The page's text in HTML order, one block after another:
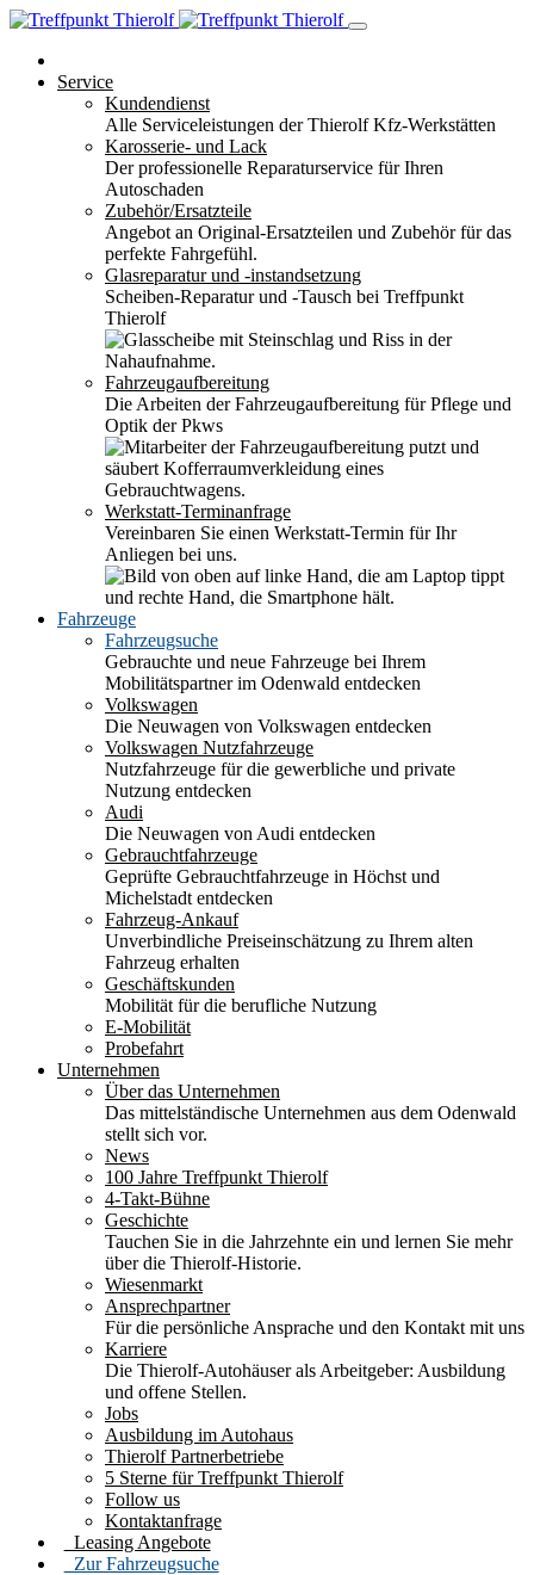
Service
Kundendienst
Alle Serviceleistungen der Thierolf Kfz-Werkstätten
Karosserie- und Lack
Der professionelle Reparaturservice für Ihren
Autoschaden
Zubehör/Ersatzteile
Angebot an Original-Ersatzteilen und Zubehör für das
perfekte Fahrgefühl.
Glasreparatur und -instandsetzung
Scheiben-Reparatur und -Tausch bei Treffpunkt
Thierolf
Fahrzeugaufbereitung
Die Arbeiten der Fahrzeugaufbereitung für Pflege und
Optik der Pkws
Werkstatt-Terminanfrage
Vereinbaren Sie einen Werkstatt-Termin für Ihr
Anliegen bei uns.
Fahrzeuge
Fahrzeugsuche
Gebrauchte und neue Fahrzeuge bei Ihrem
Mobilitätspartner im Odenwald entdecken
Volkswagen
Die Neuwagen von Volkswagen entdecken
Volkswagen Nutzfahrzeuge
Nutzfahrzeuge für die gewerbliche und private
Nutzung entdecken
Audi
Die Neuwagen von Audi entdecken
Gebrauchtfahrzeuge
Geprüfte Gebrauchtfahrzeuge in Höchst und
Michelstadt entdecken
Fahrzeug-Ankauf
Unverbindliche Preiseinschätzung zu Ihrem alten
Fahrzeug erhalten
Geschäftskunden
Mobilität für die berufliche Nutzung
E-Mobilität
Probefahrt
Unternehmen
Über das Unternehmen
Das mittelständische Unternehmen aus dem Odenwald
stellt sich vor.
News
100 Jahre Treffpunkt Thierolf
4-Takt-Bühne
Geschichte
Tauchen Sie in die Jahrzehnte ein und lernen Sie mehr
über die Thierolf-Historie.
Wiesenmarkt
Ansprechpartner
Für die persönliche Ansprache und den Kontakt mit uns
Karriere
Die Thierolf-Autohäuser als Arbeitgeber: Ausbildung
und offene Stellen.
Jobs
Ausbildung im Autohaus
Thierolf Partnerbetriebe
5 Sterne für Treffpunkt Thierolf
Follow us
Kontaktanfrage
Leasing Angebote
Zur Fahrzeugsuche